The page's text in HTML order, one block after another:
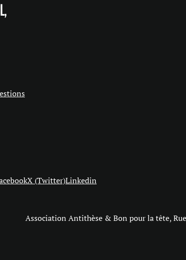
X (Twitter)Linkedin
Association Antithèse & Bon pour la tête,